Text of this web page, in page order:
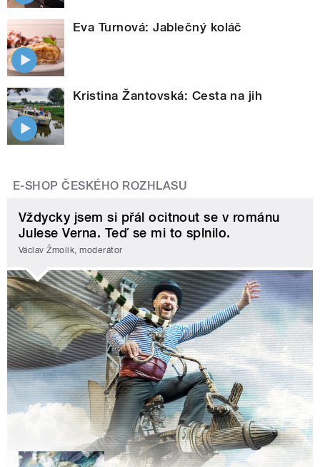
Eva Turnová: Jablečný koláč
Kristina Žantovská: Cesta na jih
E-SHOP ČESKÉHO ROZHLASU
Vždycky jsem si přál ocitnout se v románu
Julese Verna. Teď se mi to splnilo.
Václav Žmolík, moderátor